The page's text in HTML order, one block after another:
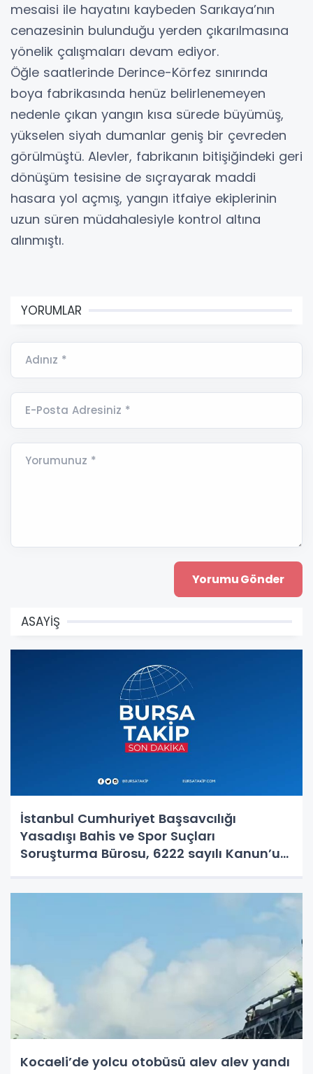
mesaisi ile hayatını kaybeden Sarıkaya’nın
cenazesinin bulunduğu yerden çıkarılmasına
yönelik çalışmaları devam ediyor.
Öğle saatlerinde Derince-Körfez sınırında
boya fabrikasında henüz belirlenemeyen
nedenle çıkan yangın kısa sürede büyümüş,
yükselen siyah dumanlar geniş bir çevreden
görülmüştü. Alevler, fabrikanın bitişiğindeki geri
dönüşüm tesisine de sıçrayarak maddi
hasara yol açmış, yangın itfaiye ekiplerinin
uzun süren müdahalesiyle kontrol altına
alınmıştı.
YORUMLAR
Adınız *
E-Posta Adresiniz *
Yorumunuz *
ASAYİŞ
İstanbul Cumhuriyet Başsavcılığı
Yasadışı Bahis ve Spor Suçları
Soruşturma Bürosu, 6222 sayılı Kanun’un
uyuşturucu madde bulundurma ve
Kocaeli’de yolcu otobüsü alev alev yandı